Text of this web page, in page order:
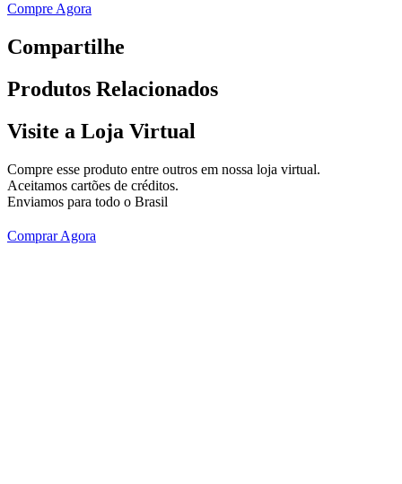
Compre Agora
Compartilhe
Produtos Relacionados
Visite a Loja Virtual
Compre esse produto entre outros em nossa loja virtual.
Aceitamos cartões de créditos.
Enviamos para todo o Brasil
Comprar Agora